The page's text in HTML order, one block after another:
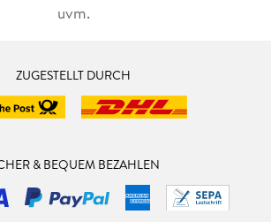
uvm.
ZUGESTELLT DURCH
& BEQUEM BEZAHLEN